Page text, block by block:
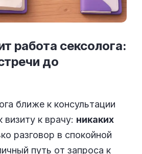
работа сексолога:
до
ближе к консультации
визиту к врачу: никаких
разговор в спокойной
путь от запроса к